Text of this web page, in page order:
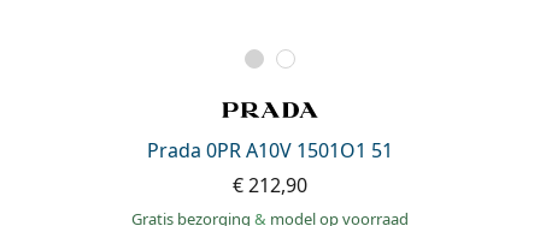
Prada 0PR A10V 1501O1 51
€ 212,90
Gratis bezorging & model op voorraad